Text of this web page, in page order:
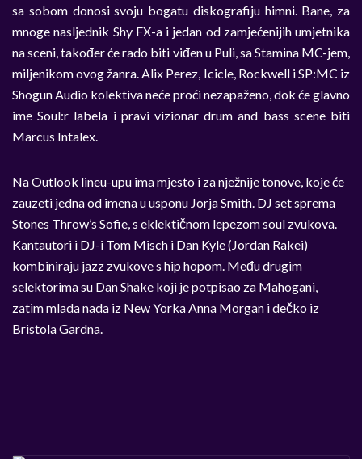
sa sobom donosi svoju bogatu diskografiju himni. Bane, za
mnoge nasljednik Shy FX-a i jedan od zamjećenijih umjetnika
na sceni, također će rado biti viđen u Puli, sa Stamina MC-jem,
miljenikom ovog žanra. Alix Perez, Icicle, Rockwell i SP:MC iz
Shogun Audio kolektiva neće proći nezapaženo, dok će glavno
ime Soul:r labela i pravi vizionar drum and bass scene biti
Marcus Intalex.
Na Outlook lineu-upu ima mjesto i za nježnije tonove, koje će
zauzeti jedna od imena u usponu Jorja Smith. DJ set sprema
Stones Throw’s Sofie, s eklektičnom lepezom soul zvukova.
Kantautori i DJ-i Tom Misch i Dan Kyle (Jordan Rakei)
kombiniraju jazz zvukove s hip hopom. Među drugim
selektorima su Dan Shake koji je potpisao za Mahogani,
zatim mlada nada iz New Yorka Anna Morgan i dečko iz
Bristola Gardna.